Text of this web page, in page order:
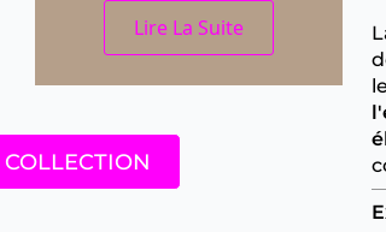
Lire La Suite